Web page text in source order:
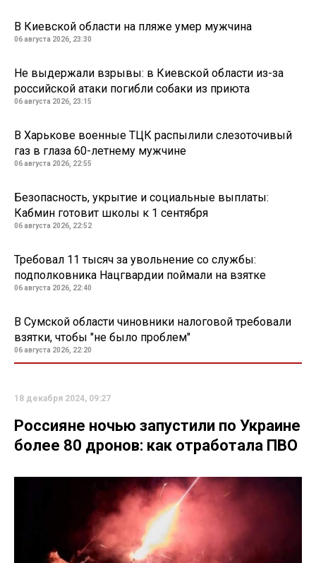
В Киевской области на пляже умер мужчина
06 августа 2026, 23:30
Не выдержали взрывы: в Киевской области из-за
российской атаки погибли собаки из приюта
06 августа 2026, 23:15
В Харькове военные ТЦК распылили слезоточивый
газ в глаза 60-летнему мужчине
06 августа 2026, 22:55
Безопасность, укрытие и социальные выплаты:
Кабмин готовит школы к 1 сентября
06 августа 2026, 22:52
Требовал 11 тысяч за увольнение со службы:
подполковника Нацгвардии поймали на взятке
06 августа 2026, 22:40
В Сумской области чиновники налоговой требовали
взятки, чтобы "не было проблем"
06 августа 2026, 22:20
18 декабря 2024, 09:27
Россияне ночью запустили по Украине
более 80 дронов: как отработала ПВО